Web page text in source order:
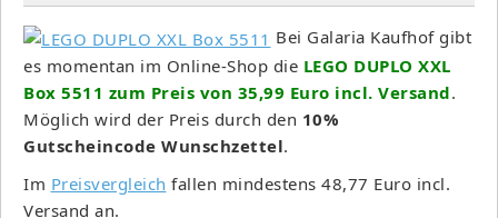
Bei Galaria Kaufhof gibt
es momentan im Online-Shop die LEGO DUPLO XXL
Box 5511 zum Preis von 35,99 Euro incl. Versand.
Möglich wird der Preis durch den 10%
Gutscheincode Wunschzettel.
Im Preisvergleich fallen mindestens 48,77 Euro incl.
Versand an.